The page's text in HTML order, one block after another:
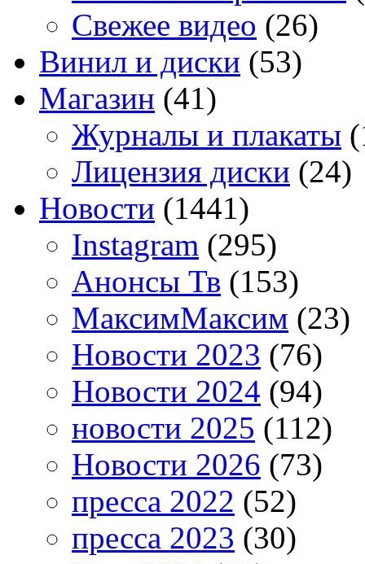
Свежее видео (26)
Винил и диски (53)
Магазин (41)
Журналы и плакаты
Лицензия диски (24)
Новости (1441)
Instagram (295)
Анонсы Тв (153)
МаксимМаксим (23)
Новости 2023 (76)
Новости 2024 (94)
новости 2025 (112)
Новости 2026 (73)
пресса 2022 (52)
пресса 2023 (30)